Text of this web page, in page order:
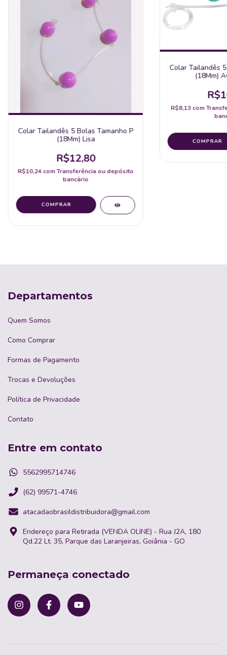
Colar Tailandês 5 Bolas Tamanho P
(18Mm) Lisa
R$12,80
R$10,24comTransferência ou depósito
bancário
Colar Tailandês
(18Mm)
R$8,13com
Departamentos
Quem Somos
Como Comprar
Formas de Pagamento
Trocas e Devoluções
Política de Privacidade
Contato
Entre em contato
5562995714746
(62) 99571-4746
atacadaobrasildistribuidora@gmail.com
Endereço para Retirada (VENDA OLINE) - Rua J2A, 180
Qd.22 Lt. 35, Parque das Laranjeiras, Goiânia - GO
Permaneça conectado